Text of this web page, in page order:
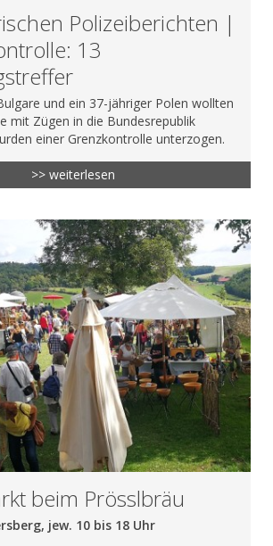
Polizeiberichten |
13
und ein 37-jähriger Polen wollten
mit Zügen in die Bundesrepublik
einer Grenzkontrolle unterzogen.
>> weiterlesen
beim Prösslbräu
jew. 10 bis 18 Uhr